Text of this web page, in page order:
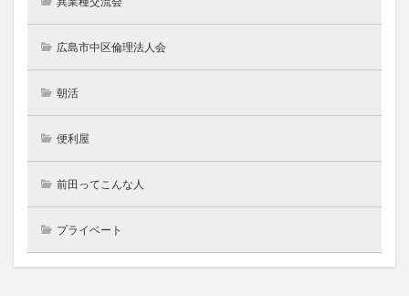
広島市中区倫理法人会
朝活
便利屋
前田ってこんな人
プライベート